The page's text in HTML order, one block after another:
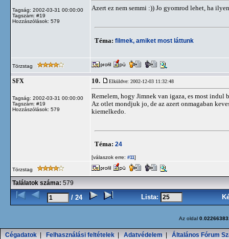
Tagság: 2002-03-31 00:00:00
Tagszám: #19
Hozzászólások: 579
Azert ez nem semmi :)) Jo gyomrod lehet, ha
Téma: filmek, amiket most láttunk
Törzstag
SFX
Tagság: 2002-03-31 00:00:00
Tagszám: #19
Hozzászólások: 579
10. Elküldve: 2002-12-03 11:32:48
Remelem, hogy Jimnek van igaza, es most indul
Az otlet mondjuk jo, de az azert onmagaban
kiemelkedo.
Téma: 24
[válaszok erre: #11]
Törzstag
Találatok száma: 579
/ 24 Lista:
Az oldal
Cégadatok Felhasználási feltételek Adatvédelem Általános Fórum